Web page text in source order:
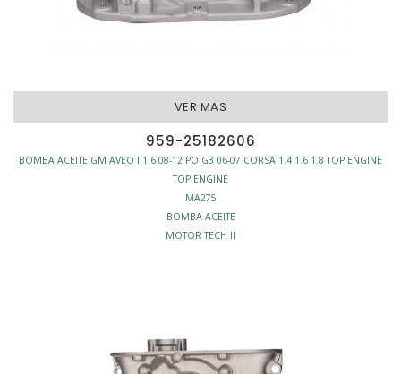
VER MAS
959-25182606
BOMBA ACEITE GM AVEO I 1.6 08-12 PO G3 06-07 CORSA 1.4 1.6 1.8 TOP ENGINE
TOP ENGINE
MA275
BOMBA ACEITE
MOTOR TECH II